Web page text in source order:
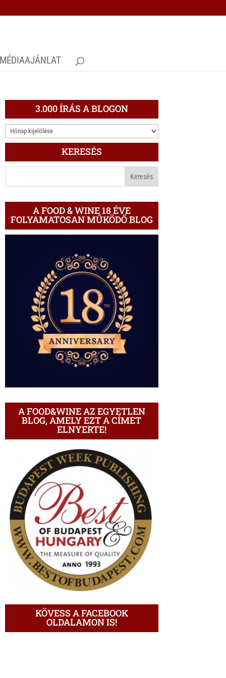
MÉDIAAJÁNLAT
3.000 ÍRÁS A BLOGON
3.000
ÍRÁS
BLOGON
KERESÉS
A FOOD & WINE 18 ÉVE
FOLYAMATOSAN MŰKÖDŐ BLOG
A FOOD&WINE AZ EGYETLEN
BLOG, AMELY EZT A CÍMET
ELNYERTE!
KÖVESS A FACEBOOK
OLDALAMON IS!